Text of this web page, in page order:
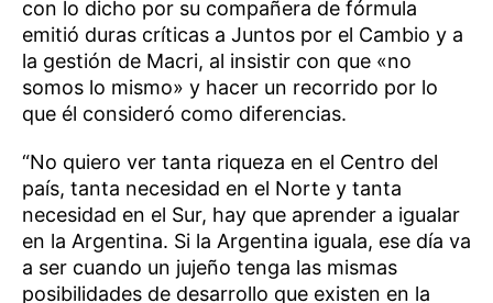
con lo dicho por su compañera de fórmula
emitió duras críticas a Juntos por el Cambio y a
la gestión de Macri, al insistir con que «no
somos lo mismo» y hacer un recorrido por lo
que él consideró como diferencias.
“No quiero ver tanta riqueza en el Centro del
país, tanta necesidad en el Norte y tanta
necesidad en el Sur, hay que aprender a igualar
en la Argentina. Si la Argentina iguala, ese día va
a ser cuando un jujeño tenga las mismas
posibilidades de desarrollo que existen en la